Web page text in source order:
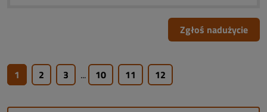
Zgłoś nadużycie
1 2 3 ... 10 11 12